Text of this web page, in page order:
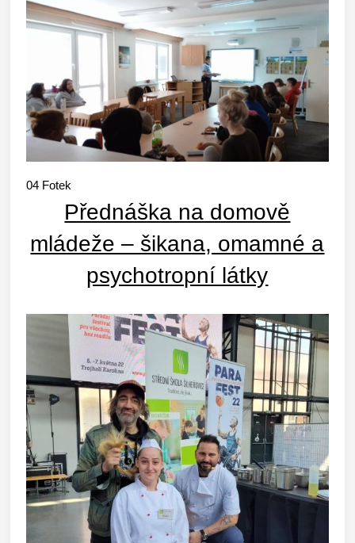
04 Fotek
Přednáška na domově
mládeže – šikana, omamné a
psychotropní látky